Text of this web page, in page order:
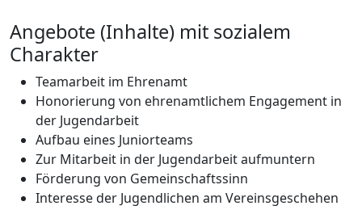
Angebote (Inhalte) mit sozialem
Charakter
Teamarbeit im Ehrenamt
Honorierung von ehrenamtlichem Engagement in
der Jugendarbeit
Aufbau eines Juniorteams
Zur Mitarbeit in der Jugendarbeit aufmuntern
Förderung von Gemeinschaftssinn
Interesse der Jugendlichen am Vereinsgeschehen